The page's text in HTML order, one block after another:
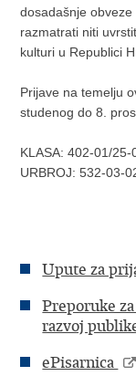
dosadašnje
razmatrati niti
kulturi u Republici
Prijave na temelju
studenog do 8.
KLASA: 402-01/25-
URBROJ: 532-03-
Upute za
Preporuke
razvoj
​ePisarnica